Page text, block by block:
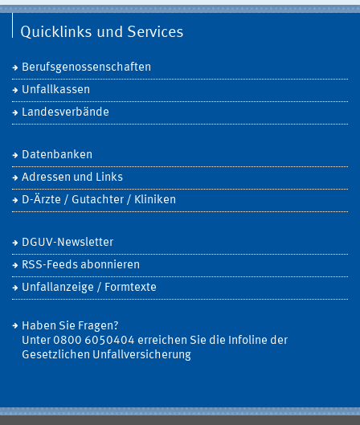
Quicklinks und Services
Berufsgenossenschaften
Unfallkassen
Landesverbände
Datenbanken
Adressen und Links
D-Ärzte / Gutachter / Kliniken
DGUV-Newsletter
RSS-Feeds abonnieren
Unfallanzeige / Formtexte
Haben Sie Fragen?
Unter 0800 6050404 erreichen Sie die Infoline der
Gesetzlichen Unfallversicherung